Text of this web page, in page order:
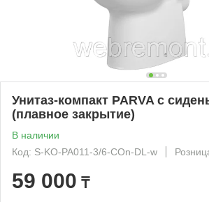
Унитаз-компакт PARVA с
(плавное закрытие)
В наличии
Код: S-KO-PA011-3/6-COn-DL-w
59 000 ₸